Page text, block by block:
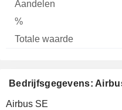
Bedrijfsgegevens:
Airbus SE